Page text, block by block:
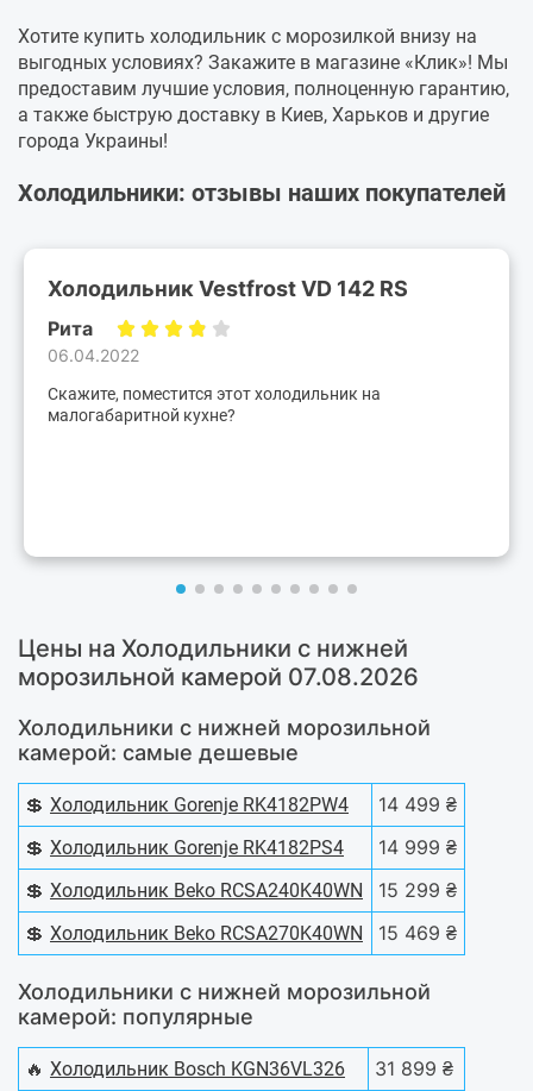
Хотите купить холодильник с морозилкой внизу на
выгодных условиях? Закажите в магазине «Клик»! Мы
предоставим лучшие условия, полноценную гарантию,
а также быструю доставку в Киев, Харьков и другие
города Украины!
Холодильники: отзывы наших покупателей
Холодильник Vestfrost VD 142 RS
Рита
06.04.2022
Скажите, поместится этот холодильник на
малогабаритной кухне?
Цены на Холодильники с нижней
морозильной камерой 07.08.2026
Холодильники с нижней морозильной
камерой: самые дешевые
💲 Холодильник Gorenje RK4182PW4
14 499 ₴
💲 Холодильник Gorenje RK4182PS4
14 999 ₴
💲 Холодильник Beko RCSA240K40WN
15 299 ₴
💲 Холодильник Beko RCSA270K40WN 15 469 ₴
Холодильники с нижней морозильной
камерой: популярные
🔥 Холодильник Bosch KGN36VL326
31 899 ₴